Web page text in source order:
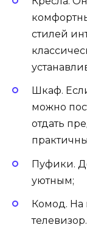
стилей
Шкаф.
можно
отдать
Пуфики.
уютным;
Комод. На